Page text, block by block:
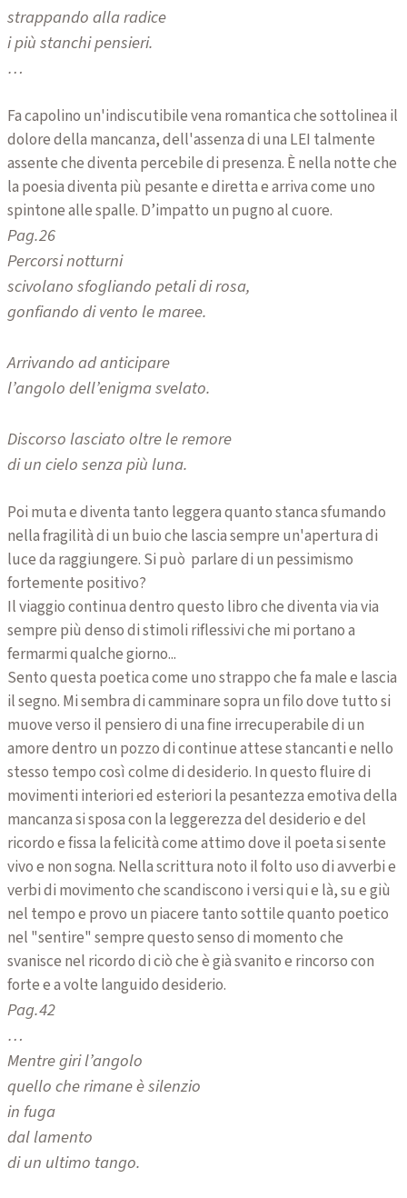
strappando alla radice
i più stanchi pensieri.
…
Fa capolino un'indiscutibile vena romantica che sottolinea il
dolore della mancanza, dell'assenza di una LEI talmente
assente che diventa percebile di presenza. È nella notte che
la poesia diventa più pesante e diretta e arriva come uno
spintone alle spalle. D’impatto un pugno al cuore.
Pag.26
Percorsi notturni
scivolano sfogliando petali di rosa,
gonfiando di vento le maree.
Arrivando ad anticipare
l’angolo dell’enigma svelato.
Discorso lasciato oltre le remore
di un cielo senza più luna.
Poi muta e diventa tanto leggera quanto stanca sfumando
nella fragilità di un buio che lascia sempre un'apertura di
luce da raggiungere. Si può parlare di un pessimismo
fortemente positivo?
Il viaggio continua dentro questo libro che diventa via via
sempre più denso di stimoli riflessivi che mi portano a
fermarmi qualche giorno...
Sento questa poetica come uno strappo che fa male e lascia
il segno. Mi sembra di camminare sopra un filo dove tutto si
muove verso il pensiero di una fine irrecuperabile di un
amore dentro un pozzo di continue attese stancanti e nello
stesso tempo così colme di desiderio. In questo fluire di
movimenti interiori ed esteriori la pesantezza emotiva della
mancanza si sposa con la leggerezza del desiderio e del
ricordo e fissa la felicità come attimo dove il poeta si sente
vivo e non sogna. Nella scrittura noto il folto uso di avverbi e
verbi di movimento che scandiscono i versi qui e là, su e giù
nel tempo e provo un piacere tanto sottile quanto poetico
nel "sentire" sempre questo senso di momento che
svanisce nel ricordo di ciò che è già svanito e rincorso con
forte e a volte languido desiderio.
Pag.42
…
Mentre giri l’angolo
quello che rimane è silenzio
in fuga
dal lamento
di un ultimo tango.